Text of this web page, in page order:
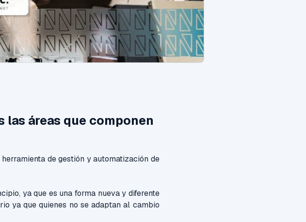
áreas que componen
de gestión y automatización de
ya que es una forma nueva y diferente
ya que quienes no se adaptan al cambio